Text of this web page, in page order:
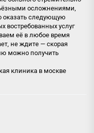
осложнениями,
оказать следующую
востребованных услуг
её в любое время
не ждите — скорая
можно получить
клиника в москве